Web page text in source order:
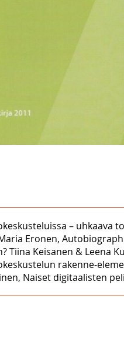
– uhkaava
Eronen,
Tiina Keisanen &
rakenne-
Naiset digitaalisten